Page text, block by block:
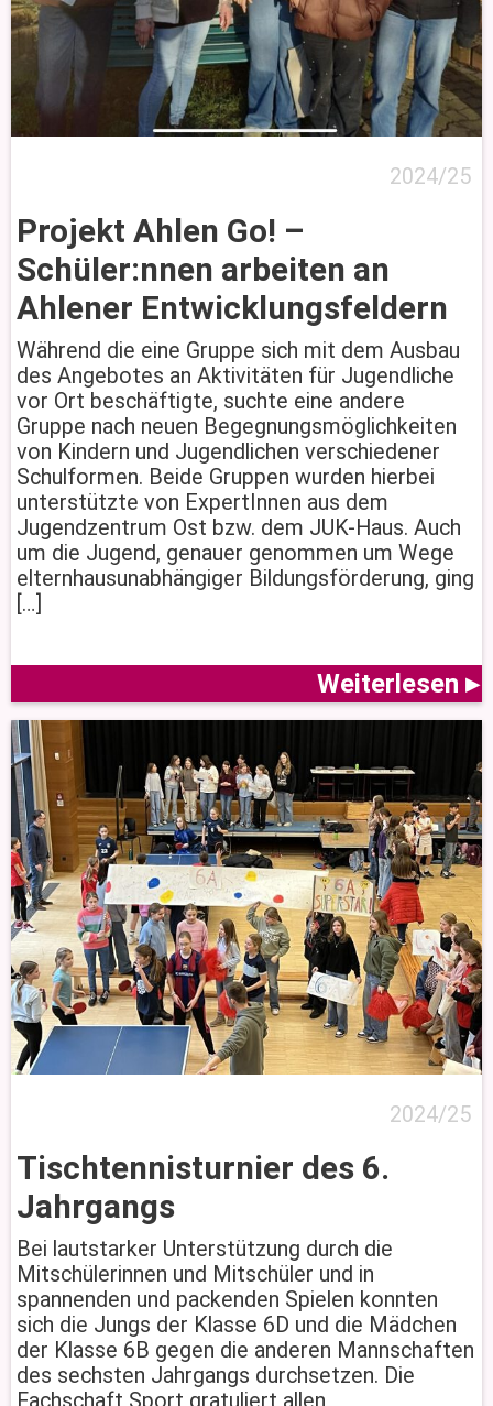
2024/25
Projekt Ahlen Go! –
Schüler:nnen arbeiten an
Ahlener Entwicklungsfeldern
Während die eine Gruppe sich mit dem Ausbau
des Angebotes an Aktivitäten für Jugendliche
vor Ort beschäftigte, suchte eine andere
Gruppe nach neuen Begegnungsmöglichkeiten
von Kindern und Jugendlichen verschiedener
Schulformen. Beide Gruppen wurden hierbei
unterstützte von ExpertInnen aus dem
Jugendzentrum Ost bzw. dem JUK-Haus. Auch
um die Jugend, genauer genommen um Wege
elternhausunabhängiger Bildungsförderung, ging
[…]
Weiterlesen ▸
2024/25
Tischtennisturnier des 6.
Jahrgangs
Bei lautstarker Unterstützung durch die
Mitschülerinnen und Mitschüler und in
spannenden und packenden Spielen konnten
sich die Jungs der Klasse 6D und die Mädchen
der Klasse 6B gegen die anderen Mannschaften
des sechsten Jahrgangs durchsetzen. Die